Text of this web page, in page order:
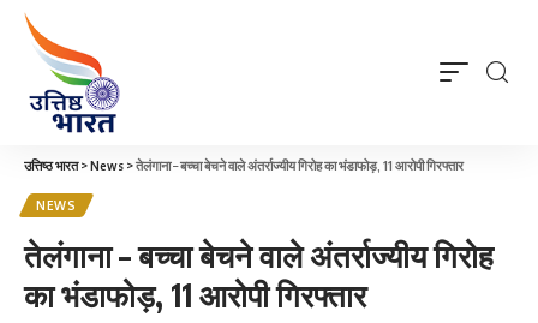
उत्तिष्ठ भारत>News >तेलंगाना – बच्चा बेचने वाले अंतर्राज्यीय गिरोह का भंडाफोड़, 11 आरोपी गिरफ्तार
NEWS
तेलंगाना – बच्चा बेचने वाले अंतर्राज्यीय गिरोह
का भंडाफोड़, 11 आरोपी गिरफ्तार